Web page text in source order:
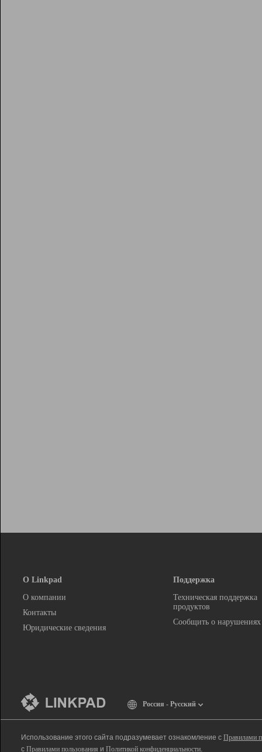
О Linkpad
О компании
Контакты
Юридические сведения
Поддержка
Техническая поддержка
продуктов
Сообщить о нарушениях
Россия - Русский
Использование этого сайта подразумевает ознакомление с Правилами
с Правилами пользования и Политикой конфиденциальности.